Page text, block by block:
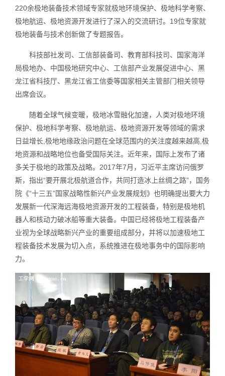
220余极地装备技术领域专家就极地环境保护、极地科学考察、
极地航运、极地资源开发进行了深入的交流研讨。19位专家就
极地装备与技术创新做了专题报告。
科技部社发司、工信部装备司、教育部科技司、国家海洋
局极地办、中国极地研究中心、工信部产业发展促进中心、黑
龙江省科技厅、黑龙江省工信委等国家相关主管部门相关领导
出席会议。
随着全球气候变暖，极地冰雪融化加速，人类对极地环境
保护、极地科学考察、极地航运、极地资源开发等领域的需求
日益增长,极地地缘政治问题在全球范围内的关注度越来越高,极
地资源和战略地位也备受国际关注。近年来，国际上发布了诸
多关于极地的政策及战略。2017年7月，习近平主席访问俄罗
斯，指出“要开展北极航道合作，共同打造冰上丝绸之路”，国务
院《“十三五”国家战略性新兴产业发展规划》也明确提出要大力
发展新一代深海远海极地资源开发的工程装备，特别是极地机
器人和核动力破冰船等重大装备。中国已经将极地工程装备产
业视为全球战略新兴产业的重要组成部分，并将以加速极地工
程装备技术发展为切入点，系统推进在极地事务中的国际影响
力。